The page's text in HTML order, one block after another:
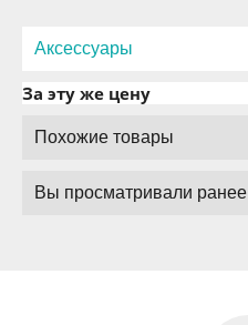
Аксессуары
За эту же цену
Похожие товары
Вы просматривали ранее